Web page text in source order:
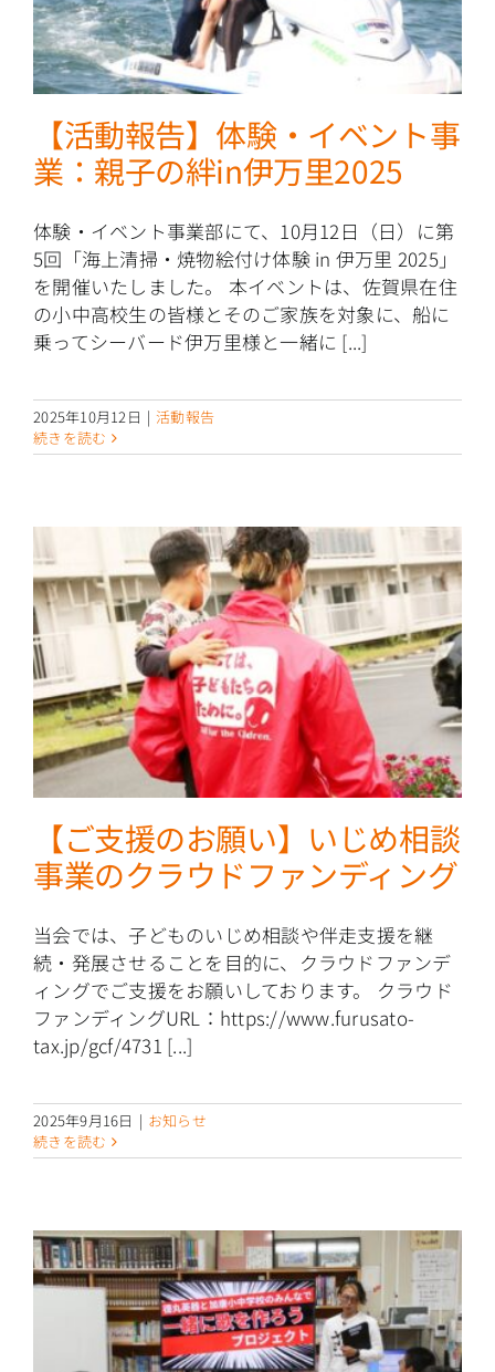
【活動報告】体験・イベント事
業：親子の絆in伊万里2025
体験・イベント事業部にて、10月12日（日）に第
5回「海上清掃・焼物絵付け体験 in 伊万里 2025」
を開催いたしました。 本イベントは、佐賀県在住
の小中高校生の皆様とそのご家族を対象に、船に
乗ってシーバード伊万里様と一緒に [...]
2025年10月12日 | 活動報告
続きを読む
【ご支援のお願い】いじめ相談
事業のクラウドファンディング
当会では、子どものいじめ相談や伴走支援を継
続・発展させることを目的に、クラウドファンデ
ィングでご支援をお願いしております。 クラウド
ファンディングURL：https://www.furusato-
tax.jp/gcf/4731 [...]
2025年9月16日 | お知らせ
続きを読む